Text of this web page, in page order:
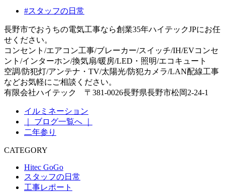
#スタッフの日常
長野市でおうちの電気工事なら創業35年ハイテックJPにお任
せください。
コンセント/エアコン工事/ブレーカー/スイッチ/IH/EVコンセ
ント/インターホン/換気扇/暖房/LED・照明/エコキュート
空調/防犯灯/アンテナ・TV/太陽光/防犯カメラ/LAN配線工事
などお気軽にご相談ください。
有限会社ハイテック 〒381-0026長野県長野市松岡2-24-1
イルミネーション
｜ ブログ一覧へ ｜
二年参り
CATEGORY
Hitec GoGo
スタッフの日常
工事レポート